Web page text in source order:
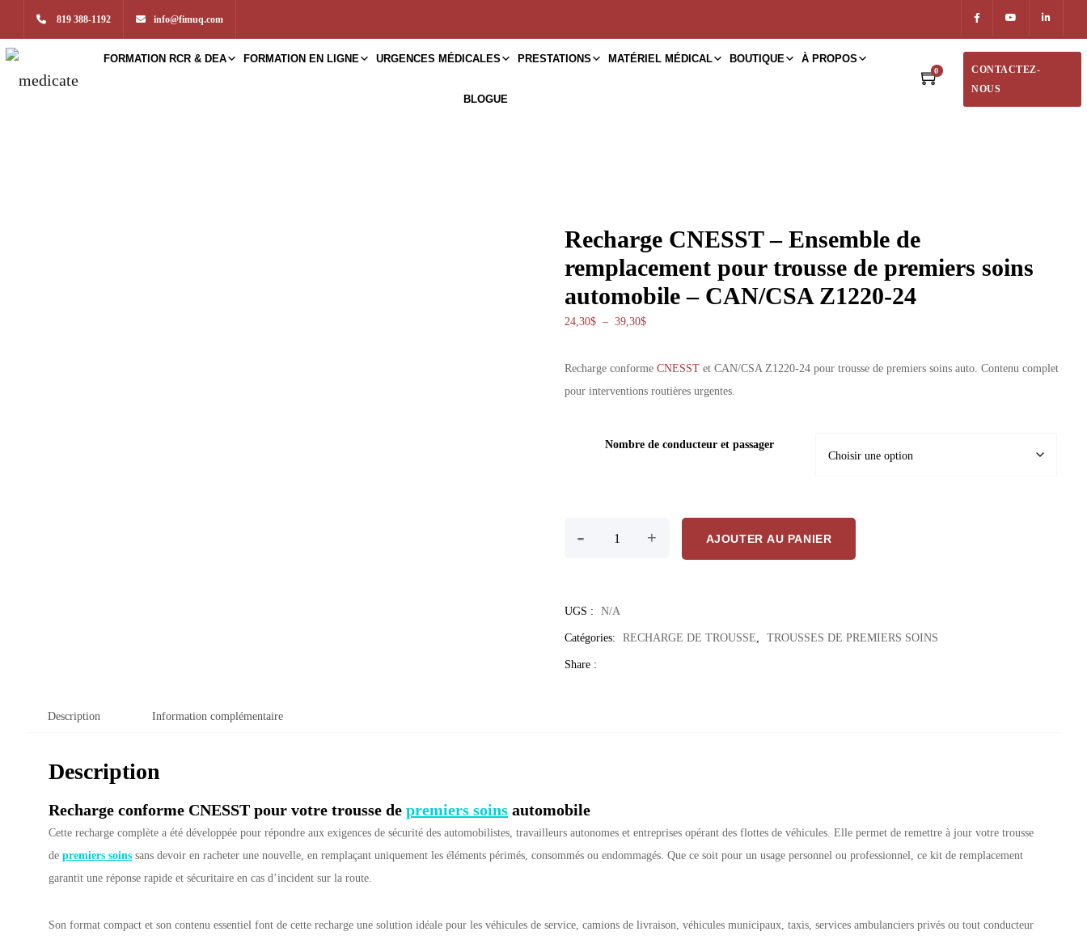
819 388-1192 info@fimuq.com
FORMATION RCR & DEA FORMATION EN LIGNE URGENCES MÉDICALES PRESTATIONS MATÉRIEL MÉDICAL BOUTIQUE À PROPOS
BLOGUE
0
CONTACTEZ-
NOUS
Recharge CNESST – Ensemble de
remplacement pour trousse de premiers soins
automobile – CAN/CSA Z1220-24
24,30$ – 39,30$Plage de prix : 24,30$ à 39,30$
Recharge conforme CNESSTet CAN/CSA Z1220-24 pour trousse de premiers soins auto. Contenu complet
pour interventions routières urgentes.
Nombre de conducteur et passager
- + AJOUTER AU PANIER
UGS : N/A
Catégories: RECHARGE DE TROUSSE TROUSSES DE PREMIERS SOINS
Share :
Description Information complémentaire
Description
Recharge conforme CNESST pour votre trousse depremiers soins automobile
Cette recharge complète a été développée pour répondre aux exigences de sécurité des automobilistes, travailleurs autonomes et entreprises opérant des flottes de véhicules. Elle permet de remettre à jour votre trousse
depremiers soins sans devoir en racheter une nouvelle, en remplaçant uniquement les éléments périmés, consommés ou endommagés. Que ce soit pour un usage personnel ou professionnel, ce kit de remplacement
garantit une réponse rapide et sécuritaire en cas d’incident sur la route.
Son format compact et son contenu essentiel font de cette recharge une solution idéale pour les véhicules de service, camions de livraison, véhicules municipaux, taxis, services ambulanciers privés ou tout conducteur